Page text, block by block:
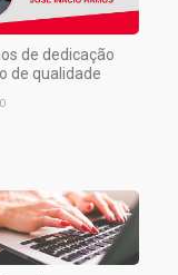
de dedicação
de qualidade